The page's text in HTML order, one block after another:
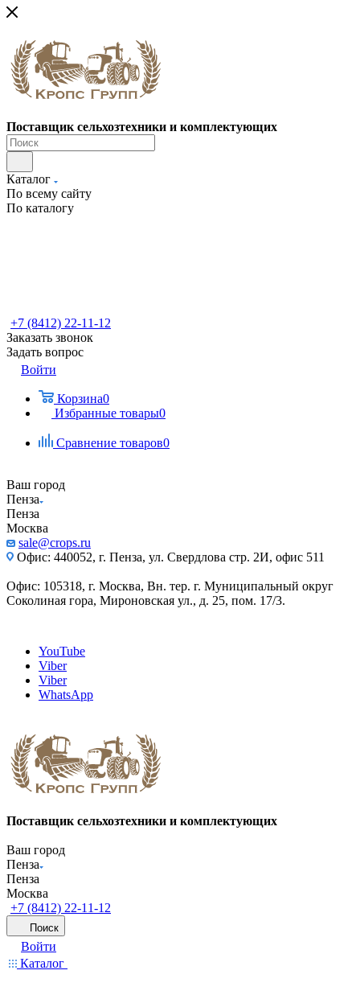
Поставщик сельхозтехники и комплектующих
Каталог
По всему сайту
По каталогу
+7 (8412) 22-11-12
Заказать звонок
Задать вопрос
Войти
Корзина0
Избранные товары0
Сравнение товаров0
Ваш город
Пенза
Пенза
Москва
sale@crops.ru
Офис: 440052, г. Пенза, ул. Свердлова стр. 2И, офис 511
Офис: 105318, г. Москва, Вн. тер. г. Муниципальный округ
Соколиная гора, Мироновская ул., д. 25, пом. 17/3.
YouTube
Viber
Viber
WhatsApp
Поставщик сельхозтехники и комплектующих
Ваш город
Пенза
Пенза
Москва
+7 (8412) 22-11-12
Поиск
Войти
Каталог